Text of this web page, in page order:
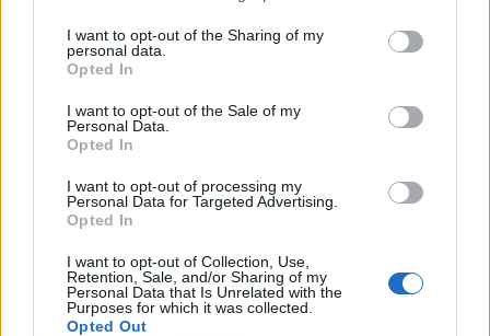
I want to opt-out of the Sharing of my
personal data.
Opted In
I want to opt-out of the Sale of my
Personal Data.
Opted In
I want to opt-out of processing my
Personal Data for Targeted Advertising.
Opted In
I want to opt-out of Collection, Use,
Retention, Sale, and/or Sharing of my
Personal Data that Is Unrelated with the
Purposes for which it was collected.
Opted Out